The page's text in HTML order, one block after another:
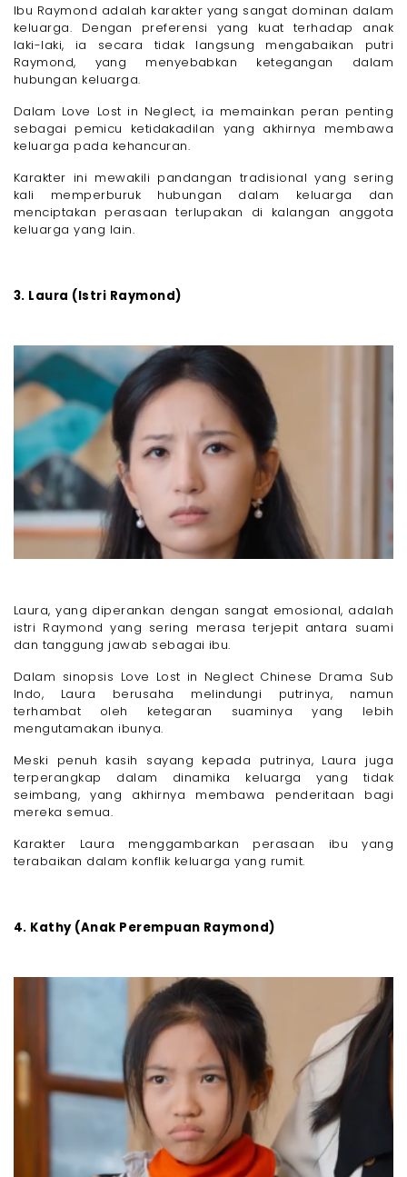
Ibu Raymond adalah karakter yang sangat dominan dalam
keluarga. Dengan preferensi yang kuat terhadap anak
laki-laki, ia secara tidak langsung mengabaikan putri
Raymond, yang menyebabkan ketegangan dalam
hubungan keluarga.
Dalam Love Lost in Neglect, ia memainkan peran penting
sebagai pemicu ketidakadilan yang akhirnya membawa
keluarga pada kehancuran.
Karakter ini mewakili pandangan tradisional yang sering
kali memperburuk hubungan dalam keluarga dan
menciptakan perasaan terlupakan di kalangan anggota
keluarga yang lain.
3. Laura (Istri Raymond)
Laura, yang diperankan dengan sangat emosional, adalah
istri Raymond yang sering merasa terjepit antara suami
dan tanggung jawab sebagai ibu.
Dalam sinopsis Love Lost in Neglect Chinese Drama Sub
Indo, Laura berusaha melindungi putrinya, namun
terhambat oleh ketegaran suaminya yang lebih
mengutamakan ibunya.
Meski penuh kasih sayang kepada putrinya, Laura juga
terperangkap dalam dinamika keluarga yang tidak
seimbang, yang akhirnya membawa penderitaan bagi
mereka semua.
Karakter Laura menggambarkan perasaan ibu yang
terabaikan dalam konflik keluarga yang rumit.
4. Kathy (Anak Perempuan Raymond)